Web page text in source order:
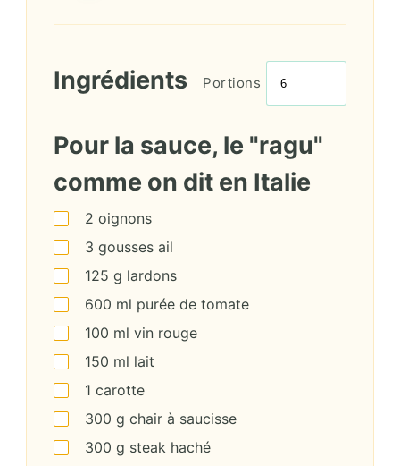
Ingrédients Portions
Pour la sauce, le "ragu"
comme on dit en Italie
2 oignons
3 gousses ail
125 g lardons
600 ml purée de tomate
100 ml vin rouge
150 ml lait
1 carotte
300 g chair à saucisse
300 g steak haché